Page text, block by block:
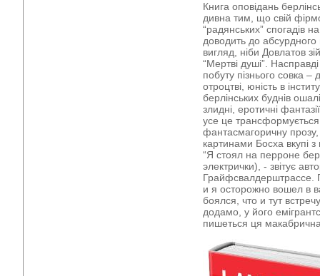
Книга оповідань
дивна тим, що свій
“радянських” спогадів
доводить до
вигляд, ніби Довлатов
“Мертві душі”.
побуту пізнього совка
отроцтві, юність в
берлінських буднів
злидні, еротичні
усе це
фантасмагоричну
картинами Босха вкупі
“Я стоял на перроне
электрички), - звітує
Грайфсвалдерштрассе.
и я осторожно вошел в
боялся, что и тут
додамо, у його
пишеться ця